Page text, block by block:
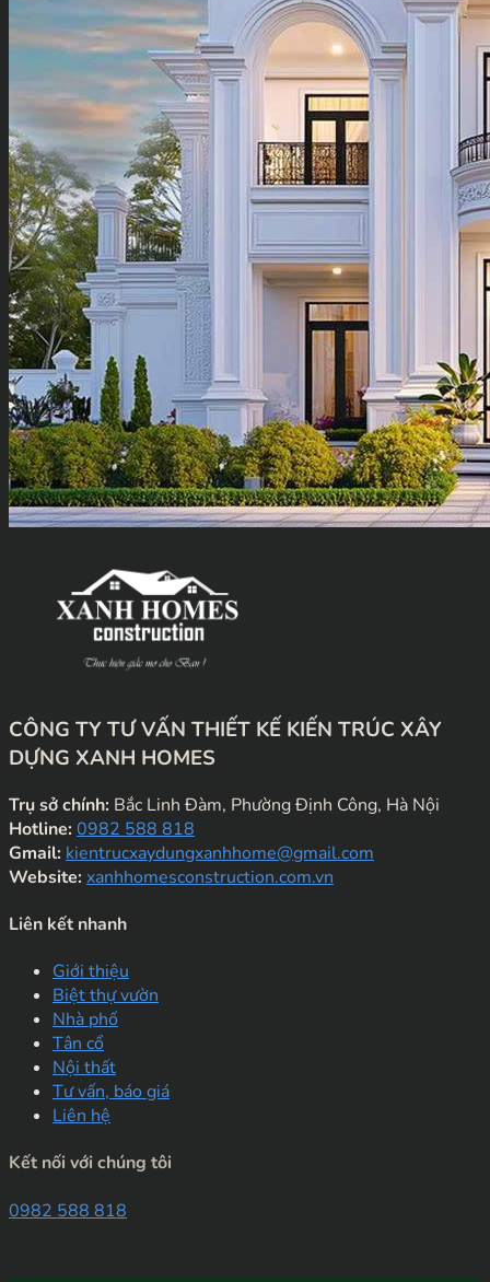
CÔNG TY TƯ VẤN THIẾT KẾ KIẾN TRÚC XÂY
DỰNG XANH HOMES
Trụ sở chính: Bắc Linh Đàm, Phường Định Công, Hà Nội
Hotline:0982 588 818
Gmail: kientrucxaydungxanhhome@gmail.com
Website:xanhhomesconstruction.com.vn
Liên kết nhanh
Giới thiệu
Biệt thự vườn
Nhà phố
Tân cổ
Nội thất
Tư vấn, báo giá
Liên hệ
Kết nối với chúng tôi
0982 588 818